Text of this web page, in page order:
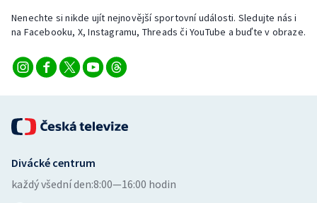
Veslování
Vodní slalom
Ostatní
Nenechte si nikde ujít nejnovější sportovní události. Sledujte nás i
na Facebooku, X, Instagramu, Threads či YouTube a buďte v obraze.
Divácké centrum
každý všední den:8:00—16:00 hodin